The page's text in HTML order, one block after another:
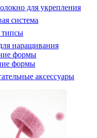
для укрепления
система
типсы
наращивания
формы
формы
аксессуары